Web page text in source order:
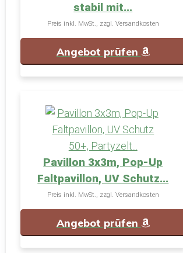
stabil mit...
Preis inkl. MwSt., zzgl. Versandkosten
Angebot prüfen
Pavillon 3x3m, Pop-Up
Faltpavillon, UV Schutz...
Preis inkl. MwSt., zzgl. Versandkosten
Angebot prüfen